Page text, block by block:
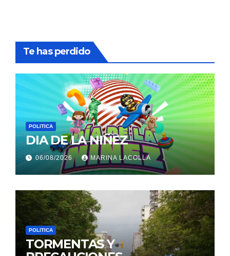
Te has perdido
POLITICA
DIA DE LA NIÑEZ
06/08/2026 MARINA LACOLLA
POLITICA
TORMENTAS Y